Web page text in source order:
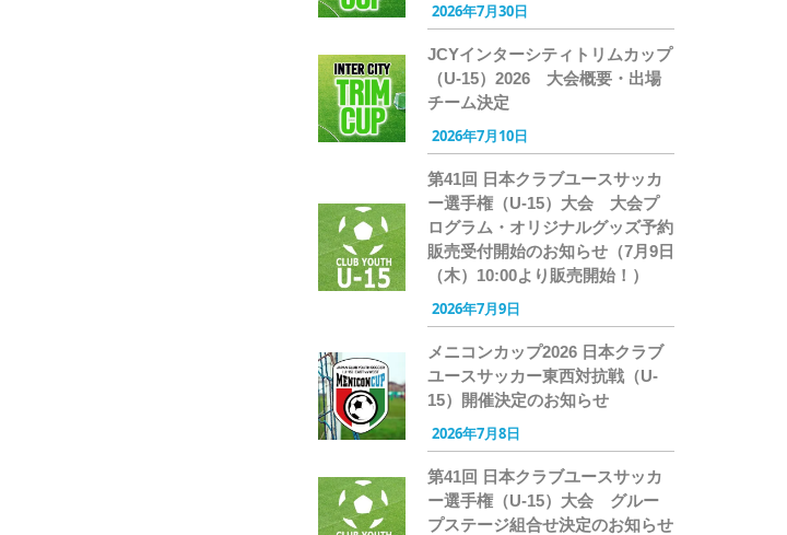
2026年7月30日
JCYインターシティトリムカップ
（U-15）2026 大会概要・出場
チーム決定
2026年7月10日
第41回 日本クラブユースサッカ
ー選手権（U-15）大会 大会プ
ログラム・オリジナルグッズ予約
販売受付開始のお知らせ（7月9日
（木）10:00より販売開始！）
2026年7月9日
メニコンカップ2026 日本クラブ
ユースサッカー東西対抗戦（U-
15）開催決定のお知らせ
2026年7月8日
第41回 日本クラブユースサッカ
ー選手権（U-15）大会 グルー
プステージ組合せ決定のお知らせ